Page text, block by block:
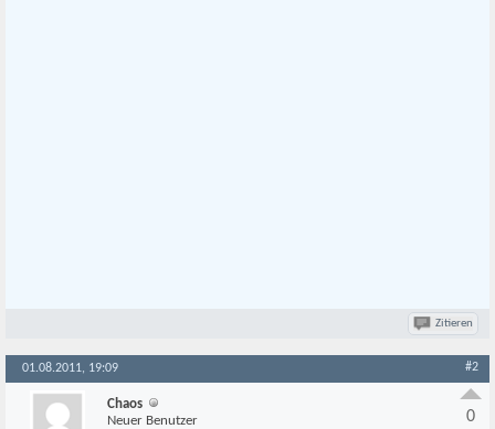
Zitieren
01.08.2011, 19:09 #2
Chaos
Neuer Benutzer
0